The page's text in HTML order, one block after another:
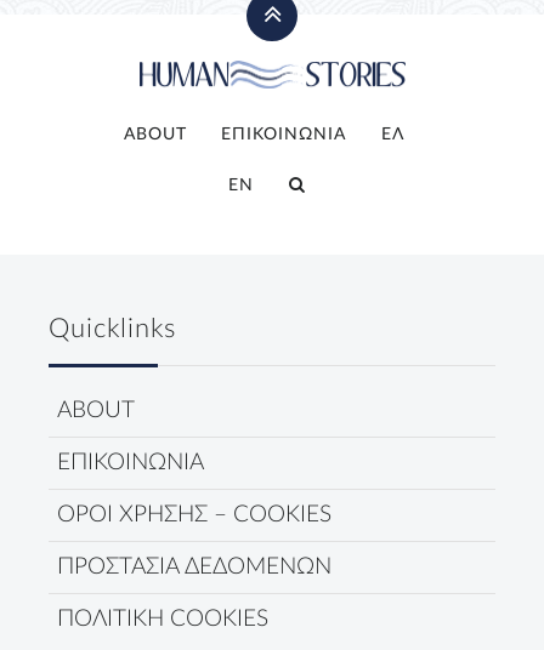
ABOUT ΕΠΙΚΟΙΝΩΝΙΑ ΕΛ
EN
Quicklinks
ABOUT
ΕΠΙΚΟΙΝΩΝΙΑ
ΟΡΟΙ ΧΡΗΣΗΣ – COOKIES
ΠΡΟΣΤΑΣΙΑ ΔΕΔΟΜΕΝΩΝ
ΠΟΛΙΤΙΚΗ COOKIES